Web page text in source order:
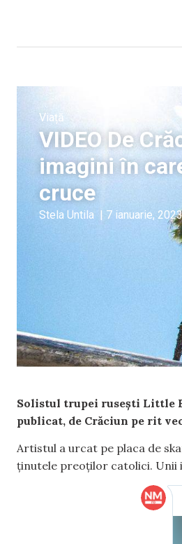
Viață
VIDEO De
imagini în
cruce
Stela Untila | 7 ianuarie, 2023
Solistul trupei rusești Little
publicat, de Crăciun pe rit
Artistul a urcat pe placa de
ținutele preoților catolici. Unii